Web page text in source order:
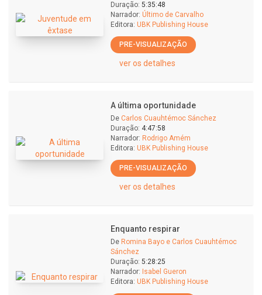
Duração: 5:35:48
Narrador: Último de Carvalho
Editora: UBK Publishing House
PRE-VISUALIZAÇÃO
ver os detalhes
A última oportunidade
De Carlos Cuauhtémoc Sánchez
Duração: 4:47:58
Narrador: Rodrigo Amém
Editora: UBK Publishing House
PRE-VISUALIZAÇÃO
ver os detalhes
Enquanto respirar
De Romina Bayo e Carlos Cuauhtémoc
Sánchez
Duração: 5:28:25
Narrador: Isabel Gueron
Editora: UBK Publishing House